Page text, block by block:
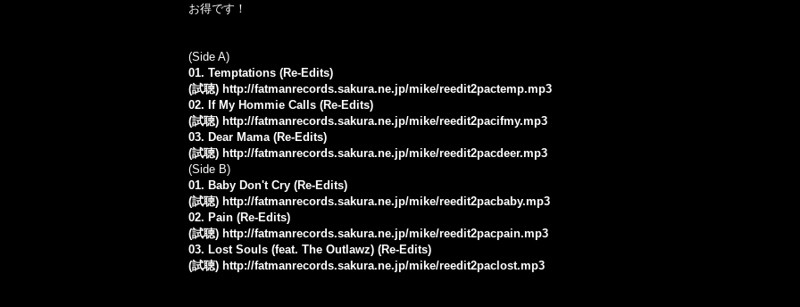
お得です！
(Side A)
01. Temptations (Re-Edits)
(試聴) http://fatmanrecords.sakura.ne.jp/mike/reedit2pactemp.mp3
02. If My Hommie Calls (Re-Edits)
(試聴) http://fatmanrecords.sakura.ne.jp/mike/reedit2pacifmy.mp3
03. Dear Mama (Re-Edits)
(試聴) http://fatmanrecords.sakura.ne.jp/mike/reedit2pacdeer.mp3
(Side B)
01. Baby Don't Cry (Re-Edits)
(試聴) http://fatmanrecords.sakura.ne.jp/mike/reedit2pacbaby.mp3
02. Pain (Re-Edits)
(試聴) http://fatmanrecords.sakura.ne.jp/mike/reedit2pacpain.mp3
03. Lost Souls (feat. The Outlawz) (Re-Edits)
(試聴) http://fatmanrecords.sakura.ne.jp/mike/reedit2paclost.mp3